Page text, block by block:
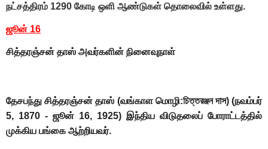
நட்சத்திரம் 1290 கோடி ஒளி ஆண்டுகள் தொலைவில் உள்ளது.
ஜூன் 16
சித்தரஞ்சன் தாஸ் அவர்களின் நினைவுநாள்
தேசபந்து சித்தரஞ்சன் தாஸ் (வங்காள மொழி:চিত্তরঞ্জন দাস) (நவம்பர்
5, 1870 - ஜூன் 16, 1925) இந்திய விடுதலைப் போராட்டத்தில்
முக்கிய பங்கை ஆற்றியவர்.